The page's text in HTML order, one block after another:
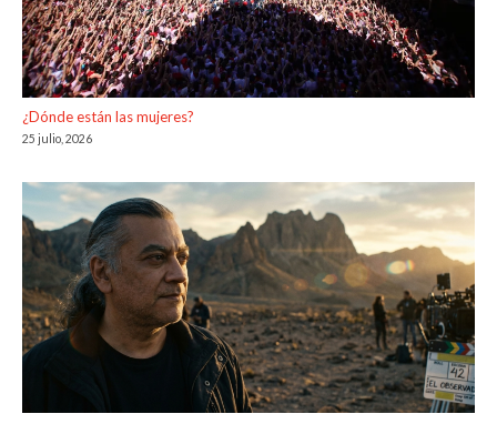
¿Dónde están las mujeres?
25 julio, 2026